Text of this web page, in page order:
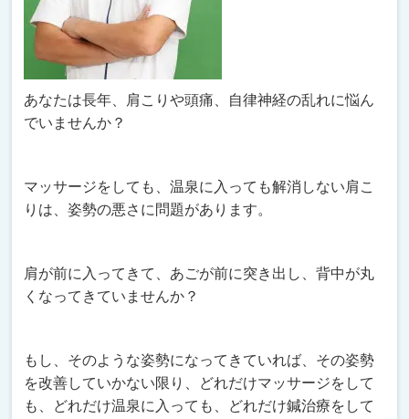
あなたは長年、肩こりや頭痛、自律神経の乱れに悩ん
でいませんか？
マッサージをしても、温泉に入っても解消しない肩こ
りは、姿勢の悪さに問題があります。
肩が前に入ってきて、あごが前に突き出し、背中が丸
くなってきていませんか？
もし、そのような姿勢になってきていれば、その姿勢
を改善していかない限り、どれだけマッサージをして
も、どれだけ温泉に入っても、どれだけ鍼治療をして